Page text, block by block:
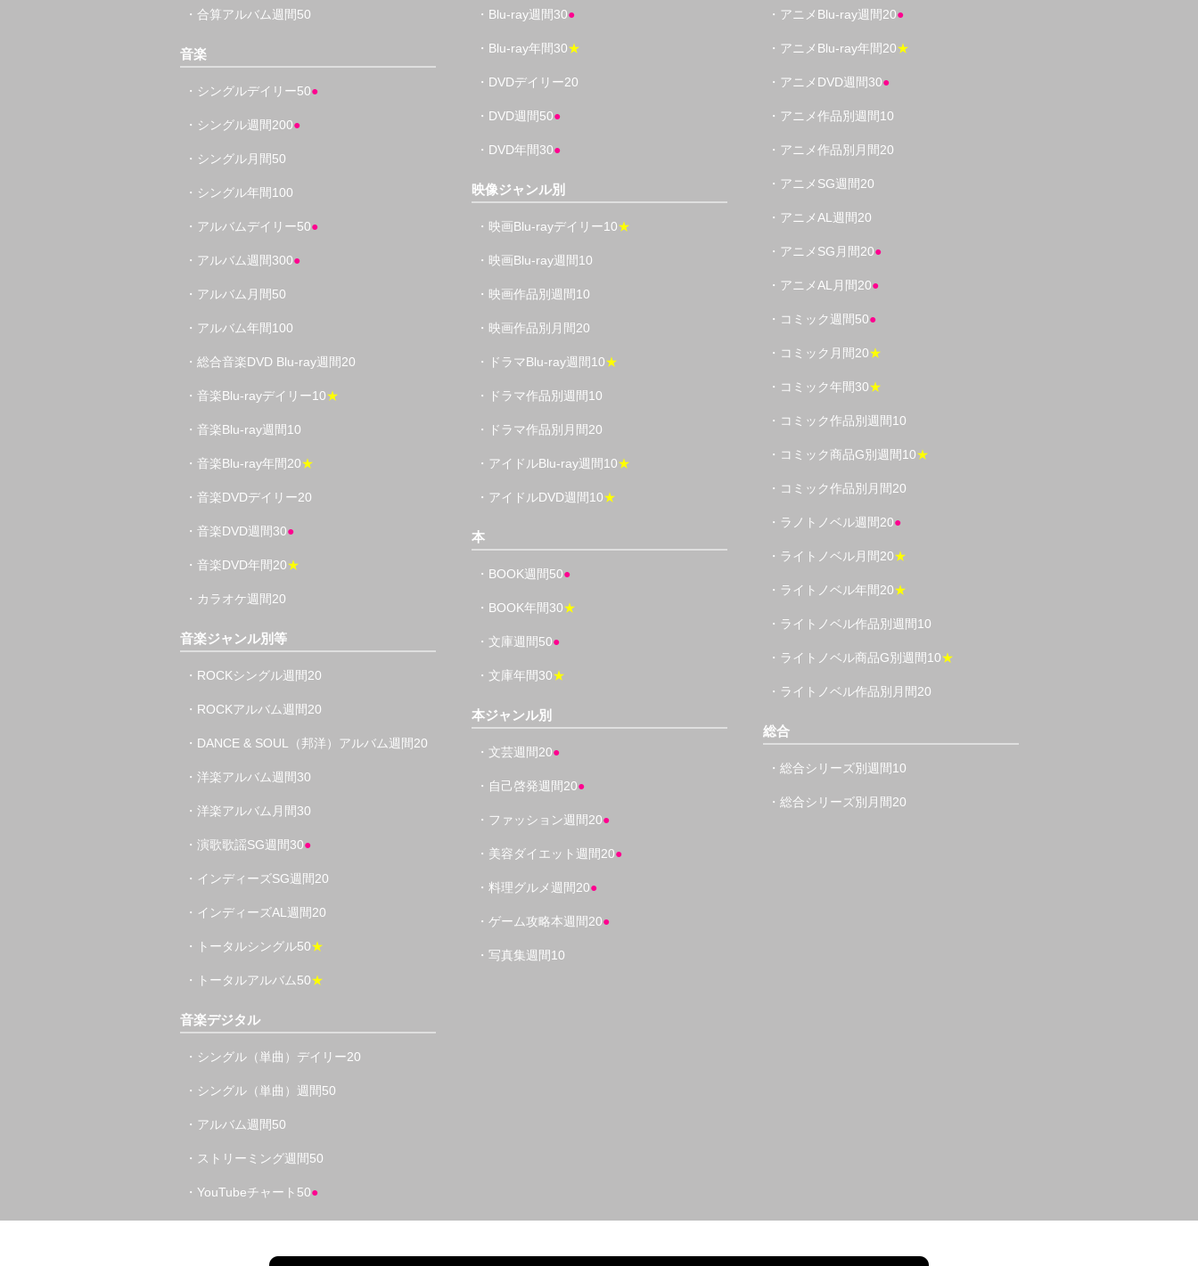
・合算アルバム週間50
音楽
・シングルデイリー50●
・シングル週間200●
・シングル月間50
・シングル年間100
・アルバムデイリー50●
・アルバム週間300●
・アルバム月間50
・アルバム年間100
・総合音楽DVD Blu-ray週間20
・音楽Blu-rayデイリー10★
・音楽Blu-ray週間10
・音楽Blu-ray年間20★
・音楽DVDデイリー20
・音楽DVD週間30●
・音楽DVD年間20★
・カラオケ週間20
音楽ジャンル別等
・ROCKシングル週間20
・ROCKアルバム週間20
・DANCE & SOUL（邦洋）アルバム週間20
・洋楽アルバム週間30
・洋楽アルバム月間30
・演歌歌謡SG週間30●
・インディーズSG週間20
・インディーズAL週間20
・トータルシングル50★
・トータルアルバム50★
音楽デジタル
・シングル（単曲）デイリー20
・シングル（単曲）週間50
・アルバム週間50
・ストリーミング週間50
・YouTubeチャート50●
・Blu-ray週間30●
・Blu-ray年間30★
・DVDデイリー20
・DVD週間50●
・DVD年間30●
映像ジャンル別
・映画Blu-rayデイリー10★
・映画Blu-ray週間10
・映画作品別週間10
・映画作品別月間20
・ドラマBlu-ray週間10★
・ドラマ作品別週間10
・ドラマ作品別月間20
・アイドルBlu-ray週間10★
・アイドルDVD週間10★
本
・BOOK週間50●
・BOOK年間30★
・文庫週間50●
・文庫年間30★
本ジャンル別
・文芸週間20●
・自己啓発週間20●
・ファッション週間20●
・美容ダイエット週間20●
・料理グルメ週間20●
・ゲーム攻略本週間20●
・写真集週間10
・アニメBlu-ray週間20●
・アニメBlu-ray年間20★
・アニメDVD週間30●
・アニメ作品別週間10
・アニメ作品別月間20
・アニメSG週間20
・アニメAL週間20
・アニメSG月間20●
・アニメAL月間20●
・コミック週間50●
・コミック月間20★
・コミック年間30★
・コミック作品別週間10
・コミック商品G別週間10★
・コミック作品別月間20
・ラノトノベル週間20●
・ライトノベル月間20★
・ライトノベル年間20★
・ライトノベル作品別週間10
・ライトノベル商品G別週間10★
・ライトノベル作品別月間20
総合
・総合シリーズ別週間10
・総合シリーズ別月間20